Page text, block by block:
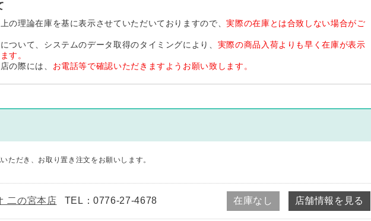
の理論在庫を基に表示させていただいておりますので、実際の在庫とは合致しない場合がご
ついて、システムのデータ取得のタイミングにより、 実際の商品入荷よりも早く在庫が表示
す。
の際には、 お電話等で確認いただきますようお願い致します。
ただき、お取り置き注文をお願いします。
二の宮本店 TEL：0776-27-4678 店舗情報を見る
在庫なし